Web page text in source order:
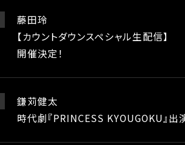
藤田玲
【カウントダウンスペシャル生配信】
開催決定！
鎌苅健太
時代劇『PRINCESS KYOUGOKU』出